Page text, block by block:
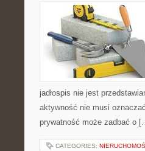
jadłospis nie jest
aktywność nie musi
prywatność może zadbać o
CATEGORIES: